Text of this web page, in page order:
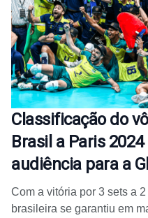
Classificação do
Brasil a Paris
audiência para a
Com a vitória por 3 sets a
brasileira se garantiu em